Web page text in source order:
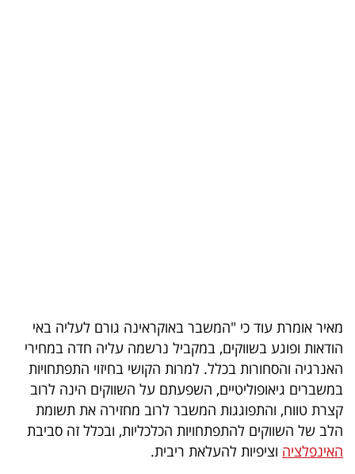
הכלכלי
פודקאסט
40
UNDER
40
מאיר אומרת עוד כי "המשבר באוקראינה גורם לעליה באי
הודאות ופוגע בשווקים, במקביל נרשמה עליה חדה במחירי
האנרגיה והסחורות בכלל. למרות הקושי בחיזוי התפתחויות
במשברים גיאופוליטיים, השפעתם על השווקים הינה לרוב
קצרת טווח, והתפוגגות המשבר לרוב מחזירה את תשומת
הלב של השווקים להתפתחויות הכלכליות, ובכלל זה סביבת
האינפלציה וציפיות להעלאת ריבית.